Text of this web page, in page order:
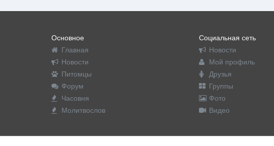
Основное
Главная
Новости
Питомцы
Форум
Часовня
Молитвослов
Социальная сеть
Новости
Мой профиль
Друзья
Группы
Фото
Видео